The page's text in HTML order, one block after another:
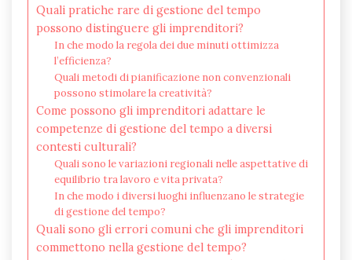
Quali pratiche rare di gestione del tempo
possono distinguere gli imprenditori?
In che modo la regola dei due minuti ottimizza
l’efficienza?
Quali metodi di pianificazione non convenzionali
possono stimolare la creatività?
Come possono gli imprenditori adattare le
competenze di gestione del tempo a diversi
contesti culturali?
Quali sono le variazioni regionali nelle aspettative di
equilibrio tra lavoro e vita privata?
In che modo i diversi luoghi influenzano le strategie
di gestione del tempo?
Quali sono gli errori comuni che gli imprenditori
commettono nella gestione del tempo?